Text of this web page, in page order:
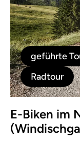
geführte
Radtour
E-Biken im